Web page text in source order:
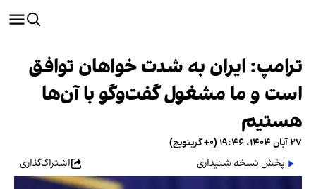
ترامپ: ایران به شدت خواهان توافق
است و ما مشغول گفت‌و‌گو با آن‌ها
هستیم
۲۷ آبان ۱۴۰۴، ۱۹:۴۶ (‎+۰ گرینویچ)
پخش نسخه شنیداری
اشتراک‌گذاری